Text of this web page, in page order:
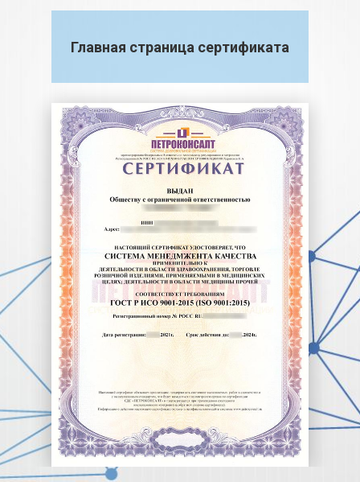
Главная страница сертификата